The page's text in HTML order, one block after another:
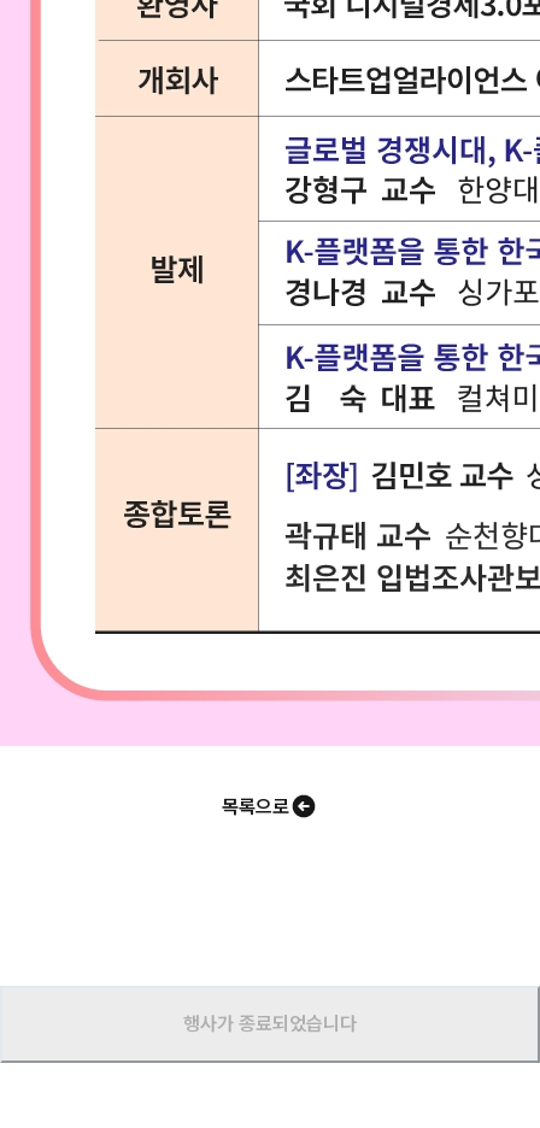
목록으로
행사가 종료되었습니다